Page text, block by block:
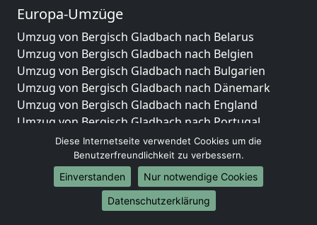
Europa-Umzüge
Umzug von Bergisch Gladbach nach Belarus
Umzug von Bergisch Gladbach nach Belgien
Umzug von Bergisch Gladbach nach Bulgarien
Umzug von Bergisch Gladbach nach Dänemark
Umzug von Bergisch Gladbach nach England
Umzug von Bergisch Gladbach nach Portugal
Umzug von Bergisch Gladbach nach Bosnien
und Herzegowina
Umzug von Bergisch Gladbach nach Irland
Umzug von Bergisch Gladbach nach Lettland
Umzug von Bergisch Gladbach nach Zypern
Diese Internetseite verwendet Cookies um die
Benutzerfreundlichkeit zu verbessern.
Einverstanden
Nur notwendige Cookies
Datenschutzerklärung